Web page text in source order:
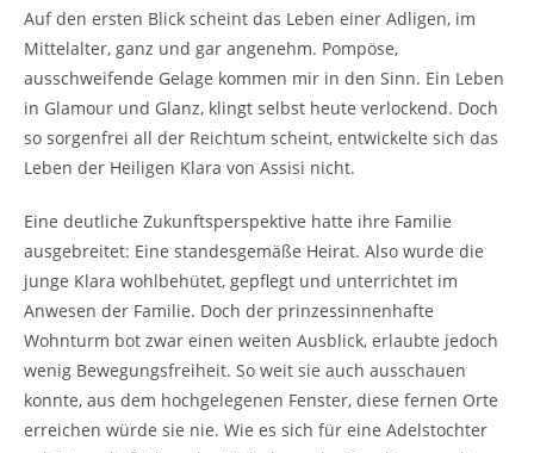
Auf den ersten Blick scheint das Leben einer Adligen, im
Mittelalter, ganz und gar angenehm. Pompöse,
ausschweifende Gelage kommen mir in den Sinn. Ein Leben
in Glamour und Glanz, klingt selbst heute verlockend. Doch
so sorgenfrei all der Reichtum scheint, entwickelte sich das
Leben der Heiligen Klara von Assisi nicht.
Eine deutliche Zukunftsperspektive hatte ihre Familie
ausgebreitet: Eine standesgemäße Heirat. Also wurde die
junge Klara wohlbehütet, gepflegt und unterrichtet im
Anwesen der Familie. Doch der prinzessinnenhafte
Wohnturm bot zwar einen weiten Ausblick, erlaubte jedoch
wenig Bewegungsfreiheit. So weit sie auch ausschauen
konnte, aus dem hochgelegenen Fenster, diese fernen Orte
erreichen würde sie nie. Wie es sich für eine Adelstochter